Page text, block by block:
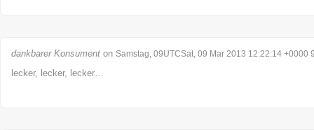
dankbarer Konsument on Samstag, 09UTCSat, 09 Mar 2013 12:22:14 +0000
lecker, lecker, lecker…